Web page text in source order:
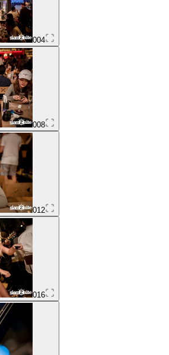
004
008
012
016